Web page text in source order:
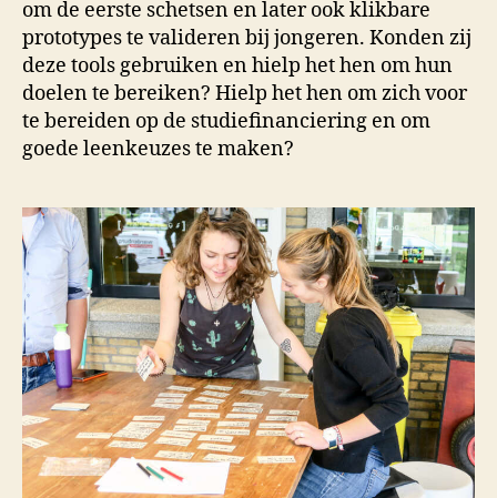
om de eerste schetsen en later ook klikbare
prototypes te valideren bij jongeren. Konden zij
deze tools gebruiken en hielp het hen om hun
doelen te bereiken? Hielp het hen om zich voor
te bereiden op de studiefinanciering en om
goede leenkeuzes te maken?